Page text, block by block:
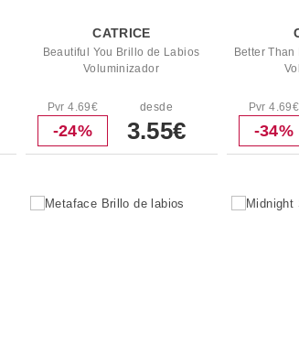
CATRICE
Beautiful You Brillo de Labios
Voluminizador
Pvr 4.69€
-24%
desde
3.55€
Better
Pvr 4.69€
-34%